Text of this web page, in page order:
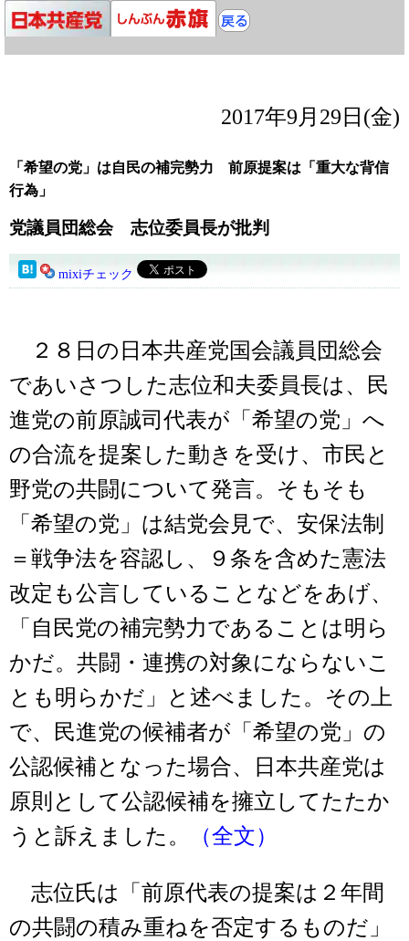
2017年9月29日(金)
「希望の党」は自民の補完勢力 前原提案は「重大な背信
行為」
党議員団総会 志位委員長が批判
mixiチェック
２８日の日本共産党国会議員団総会
であいさつした志位和夫委員長は、民
進党の前原誠司代表が「希望の党」へ
の合流を提案した動きを受け、市民と
野党の共闘について発言。そもそも
「希望の党」は結党会見で、安保法制
＝戦争法を容認し、９条を含めた憲法
改定も公言していることなどをあげ、
「自民党の補完勢力であることは明ら
かだ。共闘・連携の対象にならないこ
とも明らかだ」と述べました。その上
で、民進党の候補者が「希望の党」の
公認候補となった場合、日本共産党は
原則として公認候補を擁立してたたか
うと訴えました。
（全文）
志位氏は「前原代表の提案は２年間
の共闘の積み重ねを否定するものだ」